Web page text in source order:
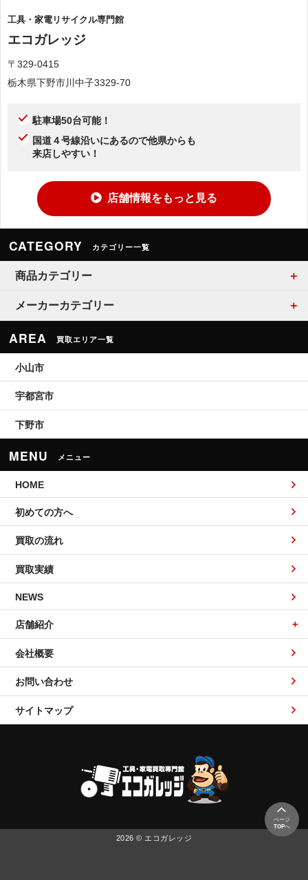
工具・家電リサイクル専門館
エコガレッジ
〒329-0415
栃木県下野市川中子3329-70
駐車場50台可能！
国道４号線沿いにあるので他県からも
来店しやすい！
店舗情報をもっと見る
CATEGORY カテゴリー一覧
商品カテゴリー
メーカーカテゴリー
AREA 買取エリア一覧
小山市
宇都宮市
下野市
MENU メニュー
HOME
初めての方へ
買取の流れ
買取実績
NEWS
店舗紹介
会社概要
お問い合わせ
サイトマップ
2026 © エコガレッジ
ページ
TOPへ